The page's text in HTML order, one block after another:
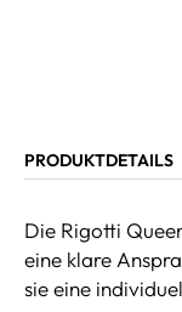
PRODUKTDETAILS
Die Rigotti
eine klare
sie eine